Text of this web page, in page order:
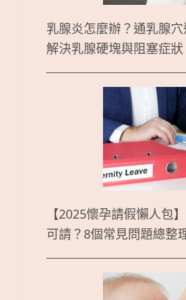
乳腺炎怎麼辦？通乳腺
解決乳腺硬塊與阻塞症狀
【2025懷孕請假懶人包
可請？8個常見問題總整